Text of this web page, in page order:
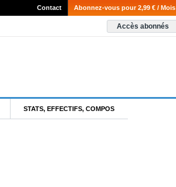
Abonnez-vous pour 2,99 € / Mois
Contact
Accès abonnés
STATS, EFFECTIFS, COMPOS